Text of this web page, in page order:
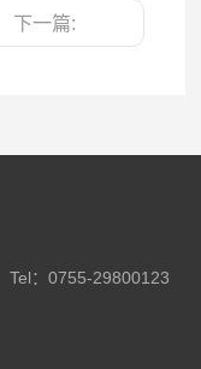
下一篇:
Tel：0755-29800123